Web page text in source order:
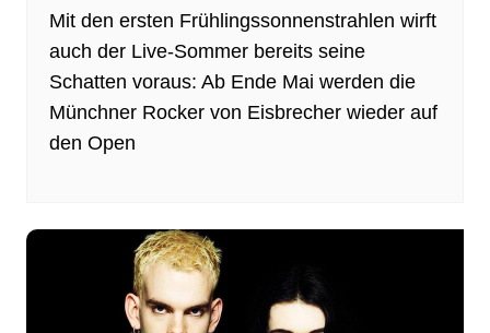
Mit den ersten Frühlingssonnenstrahlen wirft
auch der Live-Sommer bereits seine
Schatten voraus: Ab Ende Mai werden die
Münchner Rocker von Eisbrecher wieder auf
den Open